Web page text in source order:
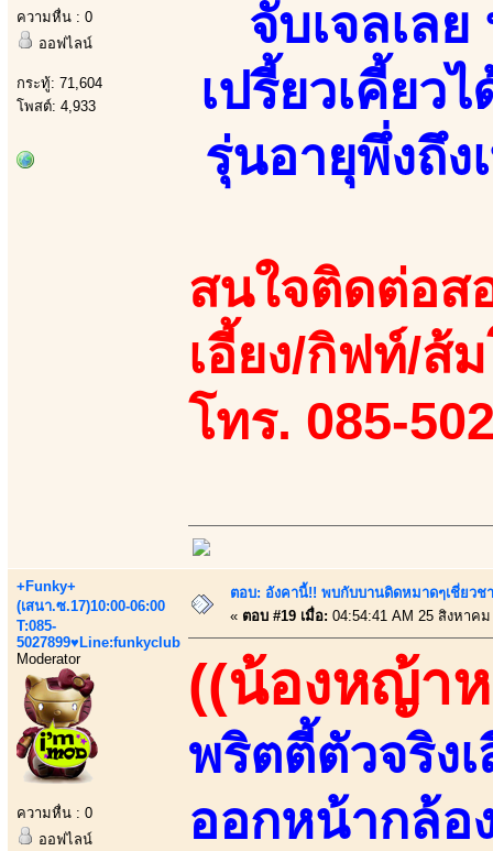
ความหื่น : 0
ออฟไลน์
กระทู้: 71,604
โพสต์: 4,933
จับเจลเล
เปรี้ยวเคี้ยว
รุ่นอายุพึ่งถึง
สนใจติดต่อส
เอี้ยง/กิฟท์/ส้
โทร. 085-
+Funky+
(เสนา.ซ.17)10:00-06:00
T:085-
5027899♥Line:funkyclub
Moderator
ความหื่น : 0
ออฟไลน์
ตอบ: อังคานี้!! พบกับบานดิดหมาดๆเชี่ยวช
« ตอบ #19 เมื่อ: 04:54:41 AM 25 สิงหาคม
((น้องหญ้า
พริตตี้ตัวจริง
ออกหน้ากล้อ